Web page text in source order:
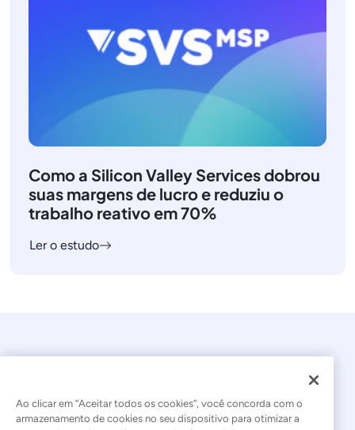
Como a Silicon Valley Services dobrou
suas margens de lucro e reduziu o
trabalho reativo em 70%
Ler o estudo
Ao clicar em “Aceitar todos os cookies”, você concorda com o
armazenamento de cookies no seu dispositivo para otimizar a